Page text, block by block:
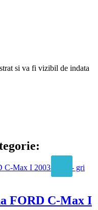
si va fi vizibil de indata
FORD C-Max I